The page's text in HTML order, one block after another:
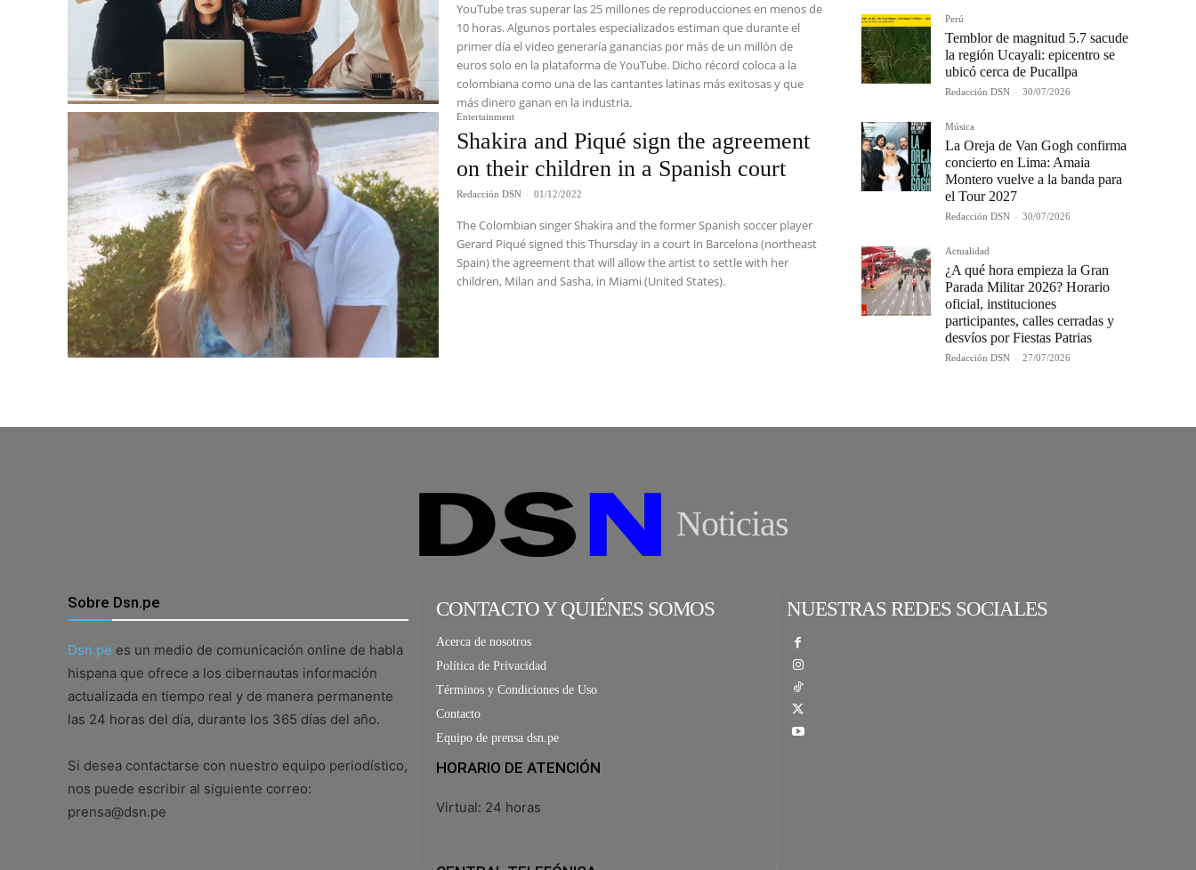
YouTube tras superar las 25 millones de reproducciones en menos de
10 horas. Algunos portales especializados estiman que durante el
primer día el video generaría ganancias por más de un millón de
euros solo en la plataforma de YouTube. Dicho récord coloca a la
colombiana como una de las cantantes latinas más exitosas y que
más dinero ganan en la industria.
Entertainment
Shakira and Piqué sign the agreement
on their children in a Spanish court
Redacción DSN - 01/12/2022
The Colombian singer Shakira and the former Spanish soccer player
Gerard Piqué signed this Thursday in a court in Barcelona (northeast
Spain) the agreement that will allow the artist to settle with her
children, Milan and Sasha, in Miami (United States).
Perú
Temblor de magnitud 5.7 sacude
la región Ucayali: epicentro se
ubicó cerca de Pucallpa
Redacción DSN - 30/07/2026
Música
La Oreja de Van Gogh confirma
concierto en Lima: Amaia
Montero vuelve a la banda para
el Tour 2027
Redacción DSN - 30/07/2026
Actualidad
¿A qué hora empieza la Gran
Parada Militar 2026? Horario
oficial, instituciones
participantes, calles cerradas y
desvíos por Fiestas Patrias
Redacción DSN - 27/07/2026
Noticias
Sobre Dsn.pe
Dsn.pe es un medio de comunicación online de habla
hispana que ofrece a los cibernautas información
actualizada en tiempo real y de manera permanente
las 24 horas del día, durante los 365 días del año.
Si desea contactarse con nuestro equipo periodístico,
nos puede escribir al siguiente correo:
prensa@dsn.pe
CONTACTO Y QUIÉNES SOMOS
Acerca de nosotros
Política de Privacidad
Términos y Condiciones de Uso
Contacto
Equipo de prensa dsn.pe
HORARIO DE ATENCIÓN
Virtual: 24 horas
NUESTRAS REDES SOCIALES